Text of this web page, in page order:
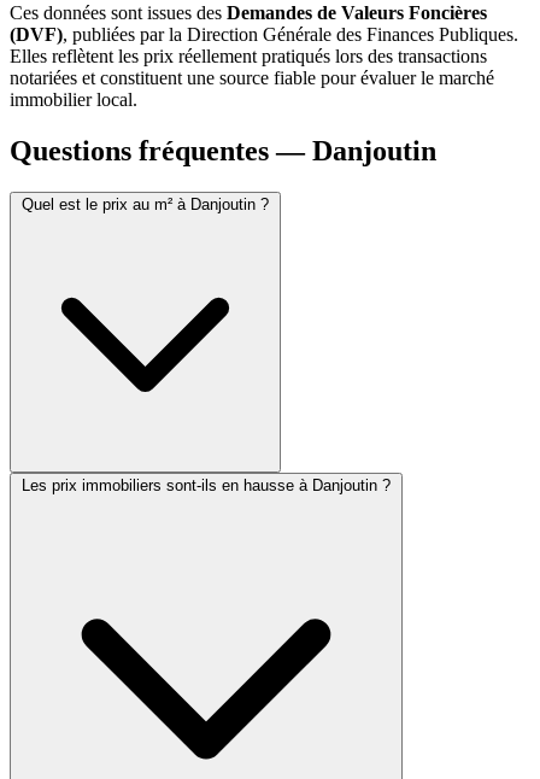
Ces données sont issues des Demandes de Valeurs Foncières
(DVF), publiées par la Direction Générale des Finances Publiques.
Elles reflètent les prix réellement pratiqués lors des transactions
notariées et constituent une source fiable pour évaluer le marché
immobilier local.
Questions fréquentes — Danjoutin
Quel est le prix au m² à Danjoutin ?
Les prix immobiliers sont-ils en hausse à Danjoutin ?